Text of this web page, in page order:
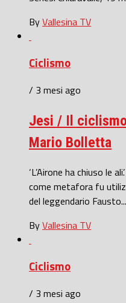
ByVallesina TV
Ciclismo
/ 3 mesi ago
Jesi / Il
Mario Bolletta
‘L’Airone ha chiuso le
come metafora fu
del leggendario Fausto...
ByVallesina TV
Ciclismo
/ 3 mesi ago